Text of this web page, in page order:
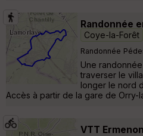
Randonnée
Coye-la-Forêt
Randonnée
Une
traverser le
longer le nord
Accès à partir de la gare de Orry-
VTT